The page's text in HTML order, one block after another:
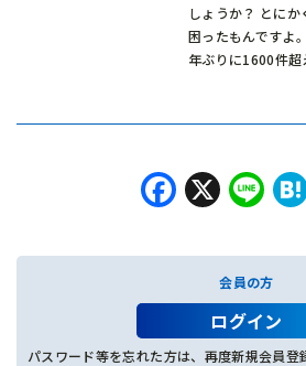
しょうか？ とにか
困ったもんですよ
年ぶりに1600件
X
会員の方
ログイン
パスワード等を忘れた方は、再度新規会員登